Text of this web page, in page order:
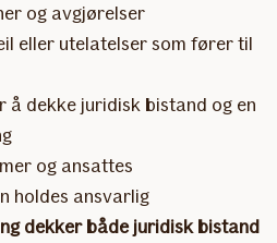
og avgjørelser
eller utelatelser som fører til
å dekke juridisk bistand og en
og ansattes
holdes ansvarlig
dekker både juridisk bistand